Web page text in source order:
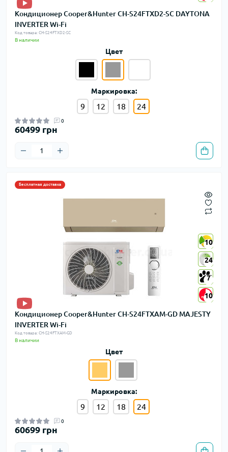
Кондиционер Cooper&Hunter CH-S24FTXD2-SC DAYTONA
INVERTER Wi-Fi
Код товара: CH-S24FTXD2-SC
В наличии
Цвет
Маркировка:
9 12 18 24
0
60499 грн
Бесплатная доставка
10
24
7
10
10
24
7
10
Кондиционер Cooper&Hunter CH-S24FTXAM-GD MAJESTY
INVERTER Wi-Fi
Код товара: CH-S24FTXAM-GD
В наличии
Цвет
Маркировка:
9 12 18 24
0
60699 грн